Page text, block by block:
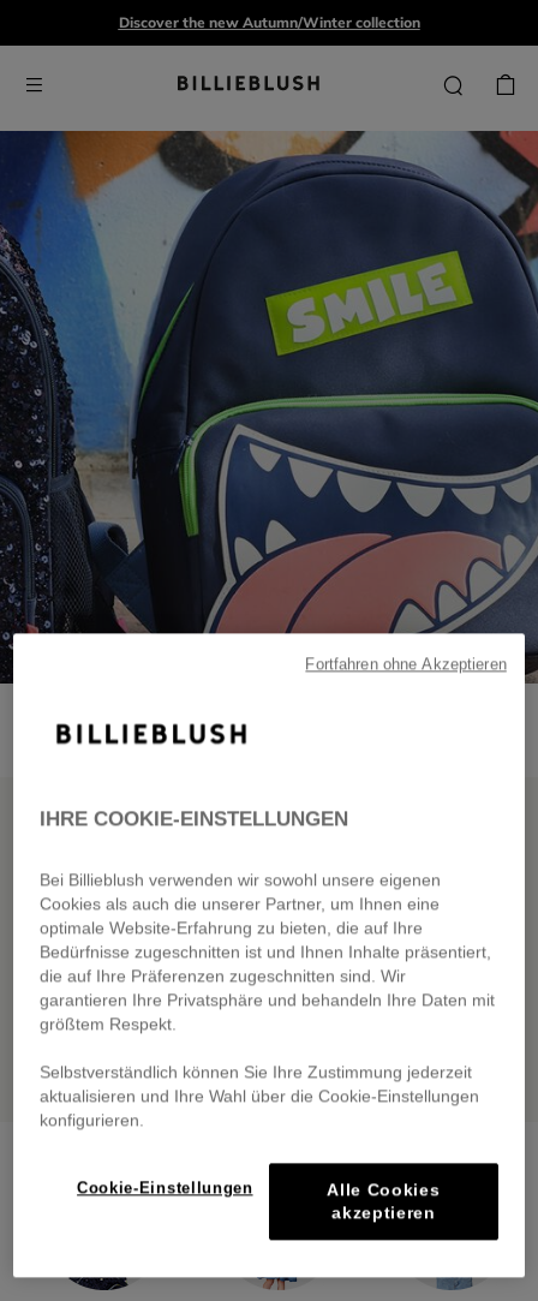
Discover the new Autumn/Winter collection
NEW CO
BILLIEBLUSH GOES
BACK TO SCHOOL
IHRE COOKIE-EINSTELLUNGEN
Bei Billieblush verwenden wir sowohl unsere eigenen
Cookies als auch die unserer Partner, um Ihnen eine
optimale Website-Erfahrung zu bieten, die auf Ihre
Bedürfnisse zugeschnitten ist und Ihnen Inhalte präsentiert,
die auf Ihre Präferenzen zugeschnitten sind. Wir
garantieren Ihre Privatsphäre und behandeln Ihre Daten mit
größtem Respekt.
Selbstverständlich können Sie Ihre Zustimmung jederzeit
aktualisieren und Ihre Wahl über die Cookie-Einstellungen
konfigurieren.
Cookie-Einstellungen
Alle Cookies
akzeptieren
Fortfahren ohne Akzeptieren